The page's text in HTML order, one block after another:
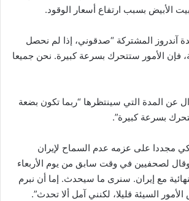
الأبيض بسبب ارتفاع أسعار الوقود.
آندروز المشتركة “صدقوني، إذا لم نحصل
فإن الأمور ستتحرك بسرعة كبيرة. نحن جميعا
عن المدة التي سينتظرها “ربما تكون بضعة
بسرعة كبيرة”.
مجددا على عزمه عدم السماح لإيران
لصحفيين في وقت سابق من يوم الأربعاء
مع إيران. سنرى ما سيحدث. إما أن نبرم
السيئة قليلا، لكنني آمل ألا تحدث”.